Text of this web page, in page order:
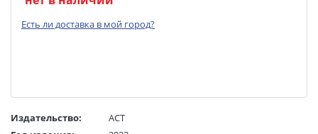
Есть ли доставка в мой город?
Издательство:
АСТ